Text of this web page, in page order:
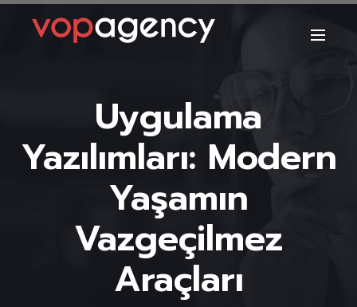
Uygulama
Yazılımları: Modern
Yaşamın
Vazgeçilmez
Araçları